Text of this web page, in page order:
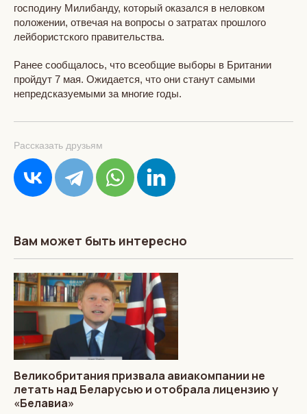
господину Милибанду, который оказался в неловком
положении, отвечая на вопросы о затратах прошлого
лейбористского правительства.
Ранее сообщалось, что всеобщие выборы в Британии
пройдут 7 мая. Ожидается, что они станут самыми
непредсказуемыми за многие годы.
Рассказать друзьям
Вам может быть интересно
Великобритания призвала авиакомпании не
летать над Беларусью и отобрала лицензию у
«Белавиа»